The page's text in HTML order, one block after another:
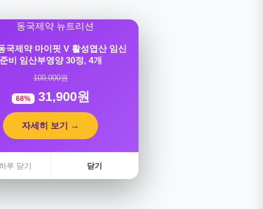
국제약 마이핏 V 활성엽산 임신
준비 임산부영양 30정, 4개
100,000원
68% 31,900원
자세히 보기 →
루 닫기 닫기